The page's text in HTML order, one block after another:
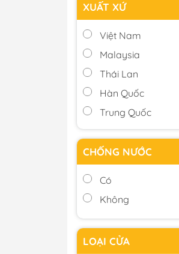
XUẤT XỨ
Việt Nam
Malaysia
Thái Lan
Hàn Quốc
Trung Quốc
CHỐNG NƯỚC
Có
Không
LOẠI CỬA